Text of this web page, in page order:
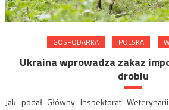
GOSPODARKA POLSKA
Ukraina wprowadza zakaz
drobiu
Jak podał Główny Inspektorat